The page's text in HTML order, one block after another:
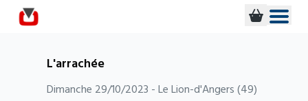
L'arrachée
Dimanche 29/10/2023 - Le Lion-d'Angers (49)